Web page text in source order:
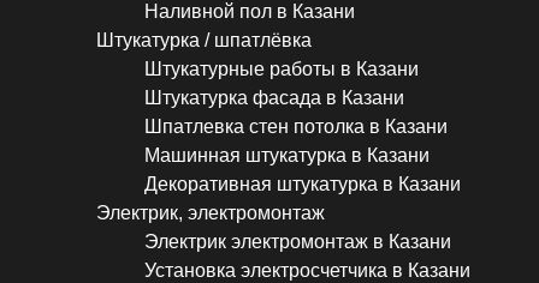
Наливной пол в Казани
Штукатурка / шпатлёвка
Штукатурные работы в Казани
Штукатурка фасада в Казани
Шпатлевка стен потолка в Казани
Машинная штукатурка в Казани
Декоративная штукатурка в Казани
Электрик, электромонтаж
Электрик электромонтаж в Казани
Установка электросчетчика в Казани